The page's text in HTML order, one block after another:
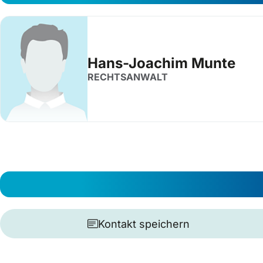
Hans-Joachim Munte
RECHTSANWALT
Kontakt speichern